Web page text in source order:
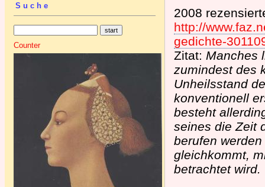
Suche
Counter
2008
http://
gedichte-
Zitat: Manches
zumindest des
Unheilsstand
konventionell
besteht
seines die Zeit
berufen
gleichkommt,
betrachtet wird.